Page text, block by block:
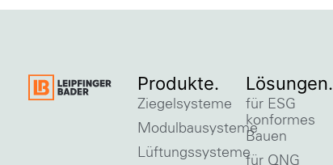
Produkte.
Ziegelsysteme
Modulbausysteme
Lüftungssysteme
Lösungen.
für ESG
konformes
Bauen
für QNG